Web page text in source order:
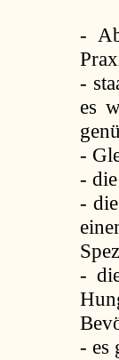
-
-
es
-
-
-
-
- es